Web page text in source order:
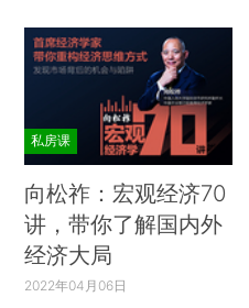
私房课
向松祚：宏观经济70
讲，带你了解国内外
经济大局
2022年04月06日